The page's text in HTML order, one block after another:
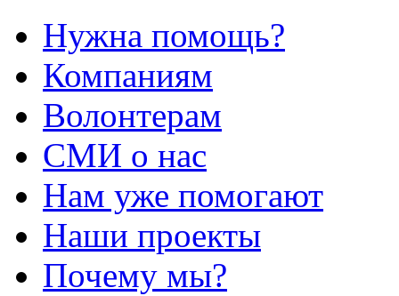
Нужна помощь?
Компаниям
Волонтерам
СМИ о нас
Нам уже помогают
Наши проекты
Почему мы?